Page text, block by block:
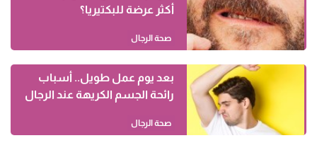
أكثر عرضة للبكتيريا؟
صحة الرجال
بعد يوم عمل طويل.. أسباب
رائحة الجسم الكريهة عند الرجال
صحة الرجال